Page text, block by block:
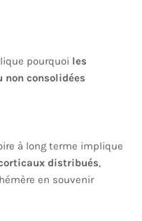
pourquoi les
non consolidées
à long terme implique
distribués,
en souvenir